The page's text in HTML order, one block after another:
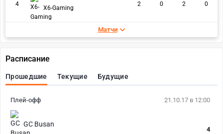
4
X6-Gaming
2 0 2 0
Матчи
Расписание
Прошедшие Текущие Будущие
21.10.17 в 12:00
GC Busan
4
Плей-офф